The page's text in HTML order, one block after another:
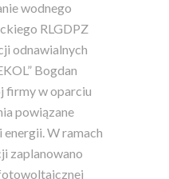
wodnego
RLGDPZ
odnawialnych
Bogdan
firmy w oparciu
powiązane
energii. W ramach
zaplanowano